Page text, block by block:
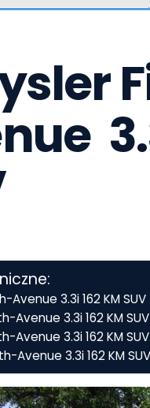
Avenue 3.3i 162 KM
Avenue 3.3i 162 KM
Avenue 3.3i 162 KM
Avenue 3.3i 162 KM